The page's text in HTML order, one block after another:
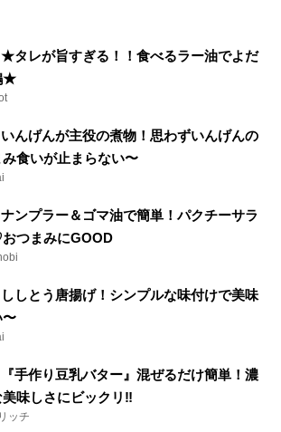
★タレが旨すぎる！！食べるラー油でよだ
★
いんげんが主役の煮物！思わずいんげんの
食いが止まらない〜
ナンプラー＆ゴマ油で簡単！パクチーサラ
つまみにGOOD
ししとう唐揚げ！シンプルな味付けで美味
〜
『手作り豆乳バター』混ぜるだけ簡単！濃
美味しさにビックリ‼︎
ッチ